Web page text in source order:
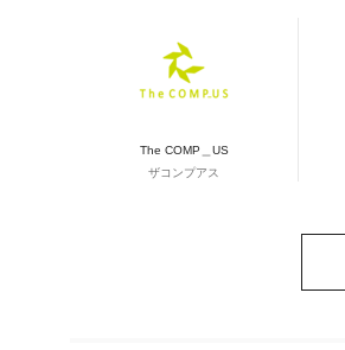
The COMP＿US
ザコンプアス